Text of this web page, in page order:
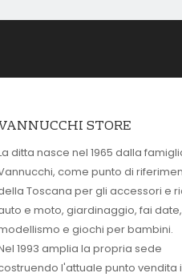
STORE
ditta nasce nel 1965 dalla
come punto di
Toscana per gli accessori e
e moto, giardinaggio, fai date,
e giochi per bambini.
1993 amplia la propria sede
l'attuale punto vendita